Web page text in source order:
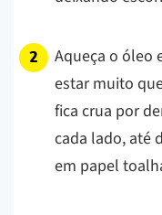
Aqueça o óleo
estar muito
fica crua por
cada lado, até
em papel